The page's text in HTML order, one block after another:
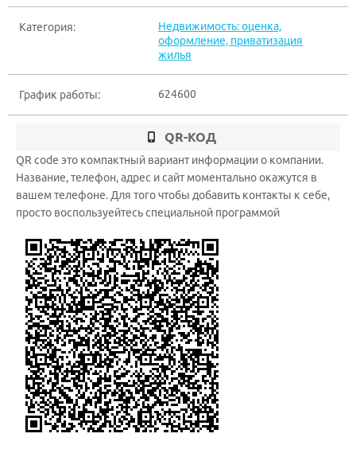
Категория:
Недвижимость: оценка,
оформление, приватизация
жилья
График работы: 624600
QR-КОД
QR code это компактный вариант информации о компании.
Название, телефон, адрес и сайт моментально окажутся в
вашем телефоне. Для того чтобы добавить контакты к себе,
просто воспользуейтесь специальной программой